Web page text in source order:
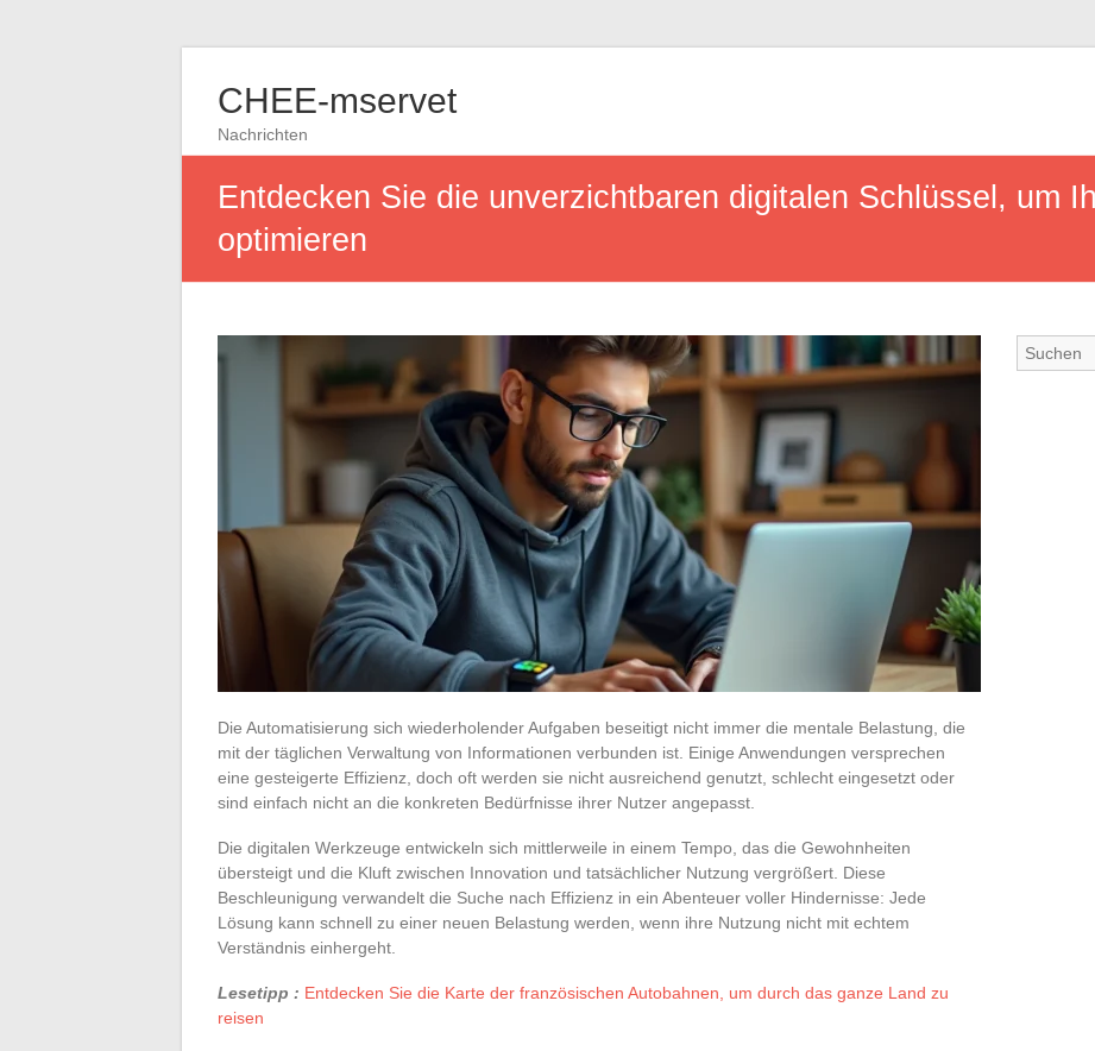
CHEE-mservet
Nachrichten
Entdecken Sie die unverzichtbaren digitalen Schlüssel, um
optimieren
Die Automatisierung sich wiederholender Aufgaben beseitigt nicht immer die mentale Belastung, die
mit der täglichen Verwaltung von Informationen verbunden ist. Einige Anwendungen versprechen
eine gesteigerte Effizienz, doch oft werden sie nicht ausreichend genutzt, schlecht eingesetzt oder
sind einfach nicht an die konkreten Bedürfnisse ihrer Nutzer angepasst.
Die digitalen Werkzeuge entwickeln sich mittlerweile in einem Tempo, das die Gewohnheiten
übersteigt und die Kluft zwischen Innovation und tatsächlicher Nutzung vergrößert. Diese
Beschleunigung verwandelt die Suche nach Effizienz in ein Abenteuer voller Hindernisse: Jede
Lösung kann schnell zu einer neuen Belastung werden, wenn ihre Nutzung nicht mit echtem
Verständnis einhergeht.
Lesetipp : Entdecken Sie die Karte der französischen Autobahnen, um durch das ganze Land zu
reisen